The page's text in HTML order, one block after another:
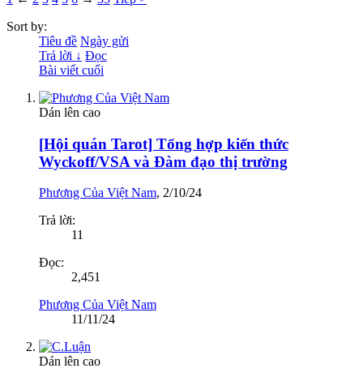
Sort by:
Tiêu đề Ngày gửi
Trả lời ↓ Đọc
Bài viết cuối
Dán lên cao
[Hội quán Tarot] Tổng hợp kiến thức
Wyckoff/VSA và Đàm đạo thị trường
Phương Của Việt Nam, 2/10/24
Trả lời:
11
Đọc:
2,451
Phương Của Việt Nam
11/11/24
Dán lên cao